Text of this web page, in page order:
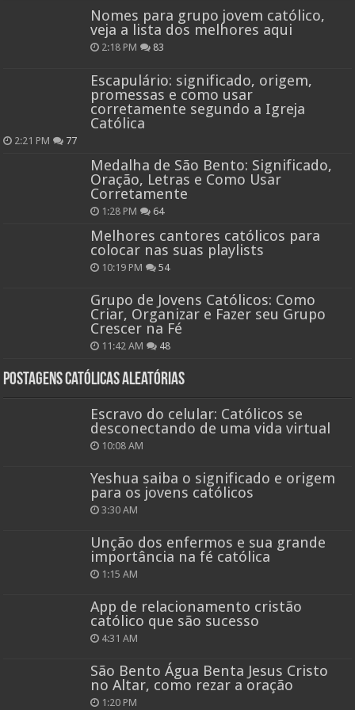
Nomes para grupo jovem católico,
veja a lista dos melhores aqui
2:18 PM 83
Escapulário: significado, origem,
promessas e como usar
corretamente segundo a Igreja
Católica
2:21 PM 77
Medalha de São Bento: Significado,
Oração, Letras e Como Usar
Corretamente
1:28 PM 64
Melhores cantores católicos para
colocar nas suas playlists
10:19 PM 54
Grupo de Jovens Católicos: Como
Criar, Organizar e Fazer seu Grupo
Crescer na Fé
11:42 AM 48
Postagens católicas aleatórias
Escravo do celular: Católicos se
desconectando de uma vida virtual
10:08 AM
Yeshua saiba o significado e origem
para os jovens católicos
3:30 AM
Unção dos enfermos e sua grande
importância na fé católica
1:15 AM
App de relacionamento cristão
católico que são sucesso
4:31 AM
São Bento Água Benta Jesus Cristo
no Altar, como rezar a oração
1:20 PM